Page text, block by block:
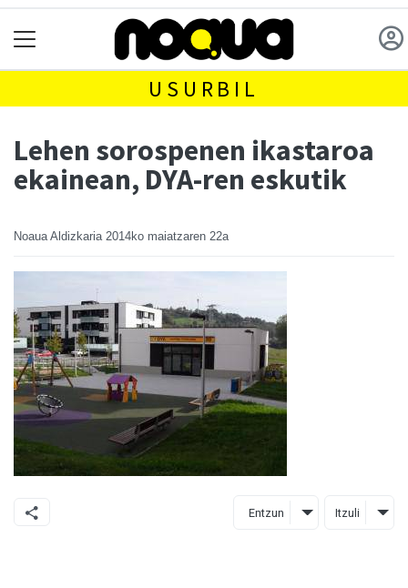
USURBIL
Lehen sorospenen ikastaroa
ekainean, DYA-ren eskutik
Noaua Aldizkaria 2014ko maiatzaren 22a
Entzun Itzuli